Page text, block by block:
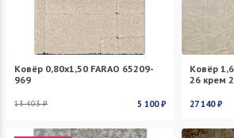
Ковёр 0,80х1,50 FARAO 65209-
969
13 403 ₽ 5 100 ₽
Ковёр
26 крем
27 140 ₽